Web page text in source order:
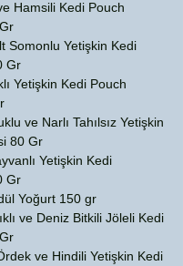
Hamsili Kedi Pouch
Somonlu Yetişkin Kedi
Gr,
Yetişkin Kedi Pouch
ve Narlı Tahılsız Yetişkin
80 Gr,
Yetişkin Kedi
Gr,
Yoğurt 150 gr,
ve Deniz Bitkili Jöleli Kedi
ve Hindili Yetişkin Kedi